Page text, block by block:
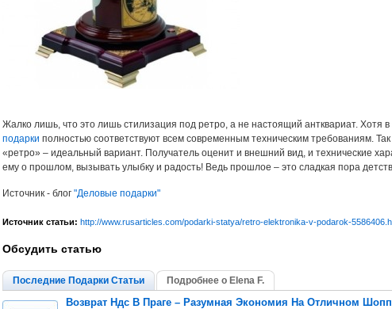
Жалко лишь, что это лишь стилизация под ретро, а не настоящий антквариат. Хотя
подарки полностью соответствуют всем современным техническим требованиям.
«ретро» – идеальный вариант. Получатель оценит и внешний вид, и технические
ему о прошлом, вызывать улыбку и радость! Ведь прошлое – это сладкая пора
Источник - блог "Деловые подарки"
Источник статьи: http://www.rusarticles.com/podarki-statya/retro-elektronika-v-podarok-
Обсудить статью
Последние Подарки Статьи Подробнее о Elena F.
Возврат Ндс В Праге – Разумная Экономия На Отличном